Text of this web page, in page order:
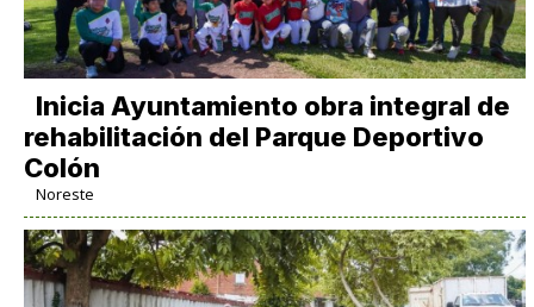
Inicia Ayuntamiento obra integral de
rehabilitación del Parque Deportivo
Colón
Noreste